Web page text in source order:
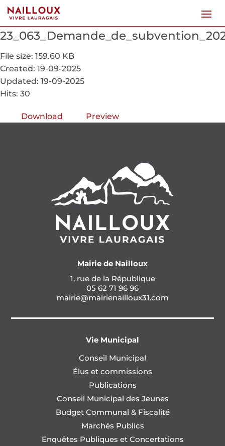
File size: 159.60 KB
Created: 19-09-2025
Updated: 19-09-2025
Hits: 30
Download Preview
Mairie de Nailloux
1, rue de la République
05 62 71 96 96
mairie@mairienailloux31.com
Vie Municipal
Conseil Municipal
Élus et commissions
Publications
Conseil Municipal des Jeunes
Budget Communal & Fiscalité
Marchés Publics
Enquêtes Publiques et Concertations